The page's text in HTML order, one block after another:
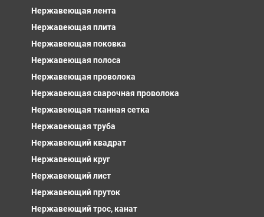
Нержавеющая лента
Нержавеющая плита
Нержавеющая поковка
Нержавеющая полоса
Нержавеющая проволока
Нержавеющая сварочная проволока
Нержавеющая тканная сетка
Нержавеющая труба
Нержавеющий квадрат
Нержавеющий круг
Нержавеющий лист
Нержавеющий пруток
Нержавеющий трос, канат